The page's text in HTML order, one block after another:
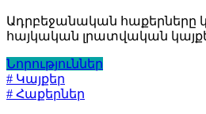
Ադրբեջանական հաքերները
հայկական լրատվական
Նորություններ
# Կայքեր
# Հաքերներ